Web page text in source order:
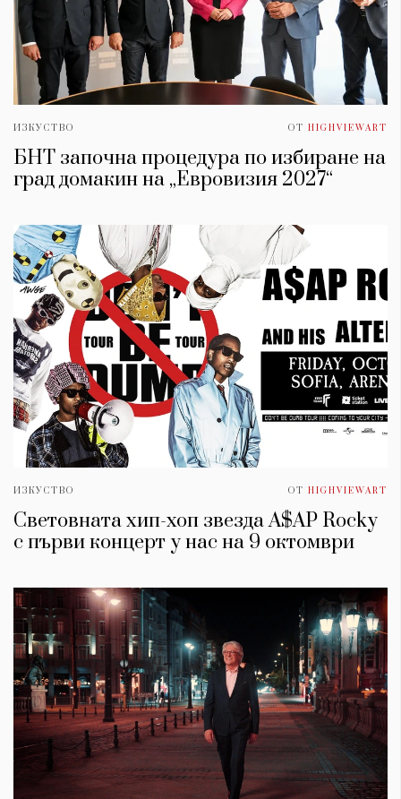
ИЗКУСТВО ОТ HIGHVIEWART
БНТ започна процедура по избиране на
град домакин на „Евровизия 2027“
ИЗКУСТВО ОТ HIGHVIEWART
Световната хип-хоп звезда A$AP Rocky
с първи концерт у нас на 9 октомври